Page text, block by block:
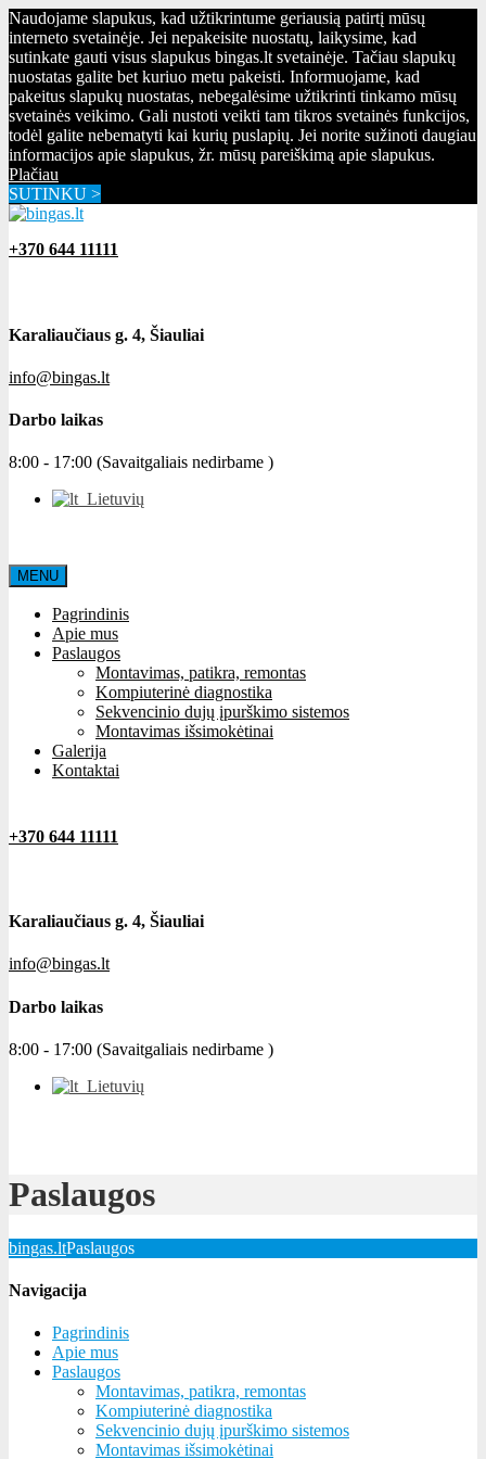
Naudojame slapukus, kad užtikrintume geriausią patirtį mūsų
interneto svetainėje. Jei nepakeisite nuostatų, laikysime, kad
sutinkate gauti visus slapukus bingas.lt svetainėje. Tačiau slapukų
nuostatas galite bet kuriuo metu pakeisti. Informuojame, kad
pakeitus slapukų nuostatas, nebegalėsime užtikrinti tinkamo mūsų
svetainės veikimo. Gali nustoti veikti tam tikros svetainės funkcijos,
todėl galite nebematyti kai kurių puslapių. Jei norite sužinoti daugiau
informacijos apie slapukus, žr. mūsų pareiškimą apie slapukus.
Plačiau
SUTINKU >
+370 644 11111
Karaliaučiaus g. 4, Šiauliai
info@bingas.lt
Darbo laikas
8:00 - 17:00 (Savaitgaliais nedirbame )
Lietuvių
MENU
Pagrindinis
Apie mus
Paslaugos
Montavimas, patikra, remontas
Kompiuterinė diagnostika
Sekvencinio dujų įpurškimo sistemos
Montavimas išsimokėtinai
Galerija
Kontaktai
+370 644 11111
Karaliaučiaus g. 4, Šiauliai
info@bingas.lt
Darbo laikas
8:00 - 17:00 (Savaitgaliais nedirbame )
Lietuvių
Paslaugos
bingas.ltPaslaugos
Navigacija
Pagrindinis
Apie mus
Paslaugos
Montavimas, patikra, remontas
Kompiuterinė diagnostika
Sekvencinio dujų įpurškimo sistemos
Montavimas išsimokėtinai